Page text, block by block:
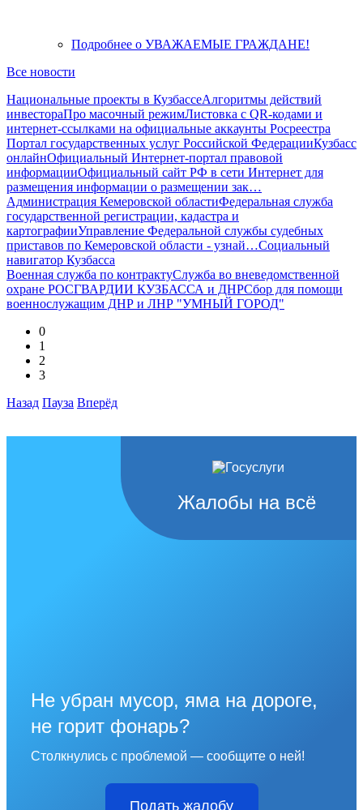
Подробнее о УВАЖАЕМЫЕ ГРАЖДАНЕ!
Все новости
Национальные проекты в КузбассеАлгоритмы действий
инвестораПро масочный режимЛистовка с QR-кодами и
интернет-ссылками на официальные аккаунты Росреестра
Портал государственных услуг Российской ФедерацииКузбасс
онлайнОфициальный Интернет-портал правовой
информацииОфициальный сайт РФ в сети Интернет для
размещения информации о размещении зак…
Администрация Кемеровской областиФедеральная служба
государственной регистрации, кадастра и
картографииУправление Федеральной службы судебных
приставов по Кемеровской области - узнай…Социальный
навигатор Кузбасса
Военная служба по контрактуСлужба во вневедомственной
охране РОСГВАРДИИ КУЗБАССА и ДНРСбор для помощи
военнослужащим ДНР и ЛНР "УМНЫЙ ГОРОД"
0
1
2
3
Назад Пауза Вперёд
Жалобы на всё
Не убран мусор, яма на дороге,
не горит фонарь?
Столкнулись с проблемой — сообщите о ней!
Подать жалобу